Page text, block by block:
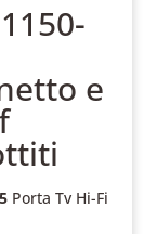
e
Porta Tv Hi-Fi